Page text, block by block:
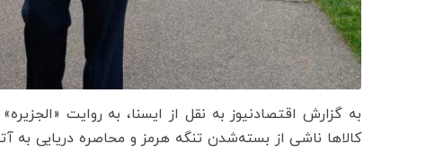
به گزارش اقتصادنیوز به نقل از ایسنا، به روایت
کالاها ناشی از بسته‌شدن تنگه هرمز و محاصره دریایی به